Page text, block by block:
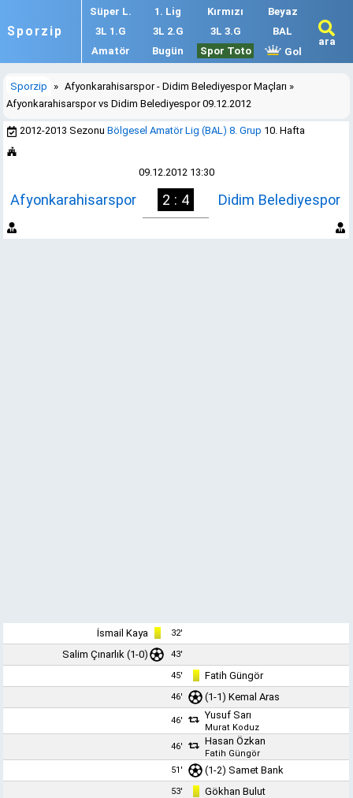
Sporzip
Süper L. 1. Lig Kırmızı
Beyaz
3L 1.G
3L 2.G 3L 3.G
BAL
Amatör
Bugün Spor Toto Gol
ara
Sporzip » Afyonkarahisarspor - Didim Belediyespor Maçları »
Afyonkarahisarspor vs Didim Belediyespor 09.12.2012
2012-2013 SezonuBölgesel Amatör Lig (BAL) 8. Grup 10. Hafta
09.12.2012 13:30
Afyonkarahisarspor 2 : 4 Didim Belediyespor
İsmail Kaya 32'
Salim Çınarlık (1-0) 43'
45' Fatih Güngör
46' (1-1)Kemal Aras
46' Yusuf Sarı
Murat Koduz
46'
Hasan Özkan
Fatih Güngör
51'
(1-2)Samet Bank
53' Gökhan Bulut